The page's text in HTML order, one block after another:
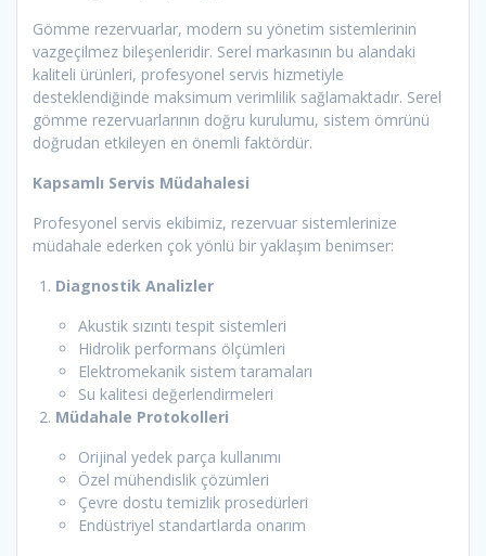
Gömme rezervuarlar, modern su yönetim sistemlerinin
vazgeçilmez bileşenleridir. Serel markasının bu alandaki
kaliteli ürünleri, profesyonel servis hizmetiyle
desteklendiğinde maksimum verimlilik sağlamaktadır. Serel
gömme rezervuarlarının doğru kurulumu, sistem ömrünü
doğrudan etkileyen en önemli faktördür.
Kapsamlı Servis Müdahalesi
Profesyonel servis ekibimiz, rezervuar sistemlerinize
müdahale ederken çok yönlü bir yaklaşım benimser:
Diagnostik Analizler
Akustik sızıntı tespit sistemleri
Hidrolik performans ölçümleri
Elektromekanik sistem taramaları
Su kalitesi değerlendirmeleri
Müdahale Protokolleri
Orijinal yedek parça kullanımı
Özel mühendislik çözümleri
Çevre dostu temizlik prosedürleri
Endüstriyel standartlarda onarım